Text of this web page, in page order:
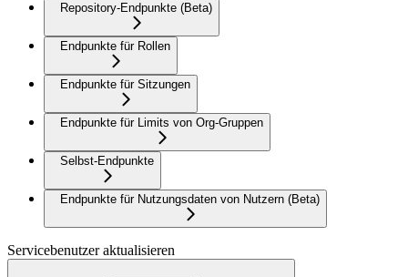
Repository-Endpunkte (Beta)
Endpunkte für Rollen
Endpunkte für Sitzungen
Endpunkte für Limits von Org-Gruppen
Selbst-Endpunkte
Endpunkte für Nutzungsdaten von Nutzern (Beta)
Servicebenutzer aktualisieren